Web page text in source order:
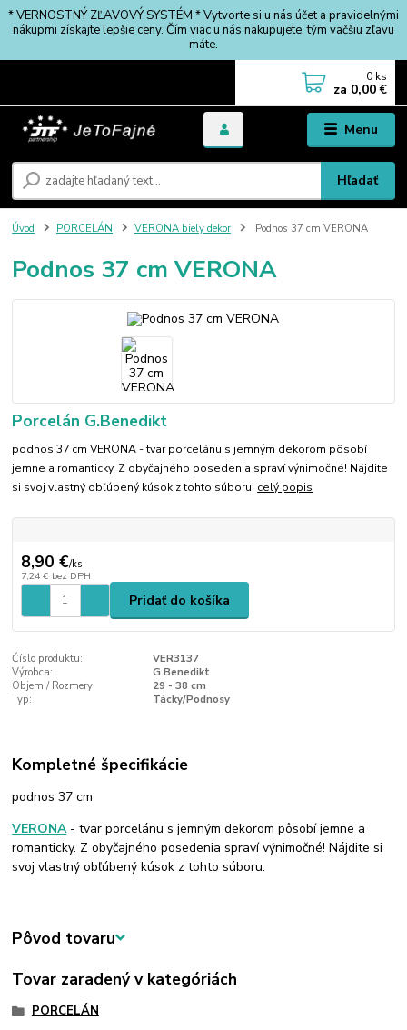
* VERNOSTNÝ ZĽAVOVÝ SYSTÉM * Vytvorte si u nás účet a pravidelnými
nákupmi získajte lepšie ceny. Čím viac u nás nakupujete, tým väčšiu zľavu
máte.
Menu
Hľadať
0 ks
za 0,00 €
Úvod PORCELÁN VERONA biely dekor Podnos 37 cm VERONA
Podnos 37 cm VERONA
Porcelán G.Benedikt
podnos 37 cm VERONA - tvar porcelánu s jemným dekorom pôsobí
jemne a romanticky. Z obyčajného posedenia spraví výnimočné! Nájdite
si svoj vlastný obľúbený kúsok z tohto súboru. celý popis
8,90 €/ks
7,24 € bez DPH
Pridať do košíka
Číslo produktu:
VER3137
Výrobca:
G.Benedikt
Objem / Rozmery:
29 - 38 cm
Typ:
Tácky/Podnosy
Kompletné špecifikácie
podnos 37 cm
VERONA- tvar porcelánu s jemným dekorom pôsobí jemne a
romanticky. Z obyčajného posedenia spraví výnimočné! Nájdite si
svoj vlastný obľúbený kúsok z tohto súboru.
Pôvod tovaru
Tovar zaradený v kategóriách
PORCELÁN